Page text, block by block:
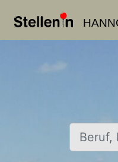
Beruf,